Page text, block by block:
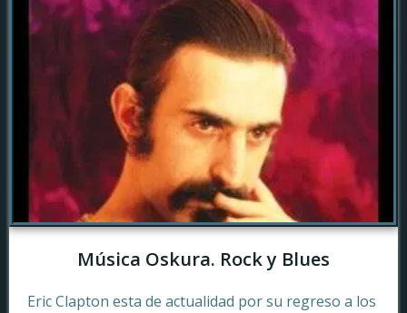
Música Oskura. Rock y Blues
Eric Clapton esta de actualidad por su regreso a los